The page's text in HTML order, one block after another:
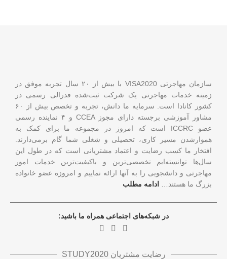
سازمان مهاجرتی VISA2020 با بیش از ۲۰ سال تجربه موفق در
زمینه خدمات مهاجرتی یک شرکت ثبت‌شده فدرالی رسمی در
کشور کانادا است. سرمایه ما دانش، تجربه و تخصص بیش از ۶۰
مشاور آموزشی برجسته دارای مجوز CCEA و ۴ نماینده رسمی
عضو ICCRC است که امروز در مجموعه ما برای کمک به
هموارشدن مسیر کاری، تحصیلی و شغلی شما گام برمی‌دارند.
افتخار ما کسب رضایت و اعتماد مشتریانی است که در طول این
سال‌ها توانسته‌ایم تخصصی‌ترین و باکیفیت‌ترین خدمات امور
مهاجرتی و دانشجویی را به آنها ارائه نماییم و امروزه عضو خانواده
بزرگ ما هستند… ادامه مطلب
در شبکه‌های اجتماعی همراه ما باشید:
رضایت مشتریان STUDY2020